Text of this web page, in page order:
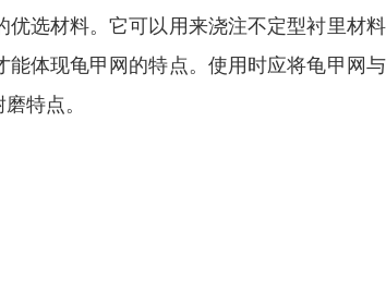
选材料。它可以用来浇注不定型衬里材
体现龟甲网的特点。使用时应将龟甲网
特点。